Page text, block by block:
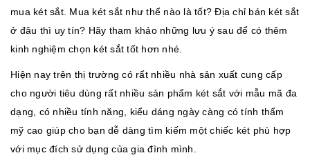
mua két sắt. Mua két sắt như thế nào là tốt? Địa chỉ bán két sắt
ở đâu thì uy tín? Hãy tham khảo những lưu ý sau để có thêm
kinh nghiệm chọn két sắt tốt hơn nhé.
Hiện nay trên thị trường có rất nhiều nhà sản xuất cung cấp
cho người tiêu dùng rất nhiều sản phẩm két sắt với mẫu mã đa
dạng, có nhiều tính năng, kiểu dáng ngày càng có tính thẩm
mỹ cao giúp cho bạn dễ dàng tìm kiếm một chiếc két phù hợp
với mục đích sử dụng của gia đình mình.